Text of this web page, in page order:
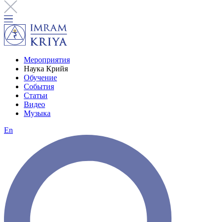
Мероприятия
Наука Крийя
Обучение
События
Статьи
Видео
Музыка
En